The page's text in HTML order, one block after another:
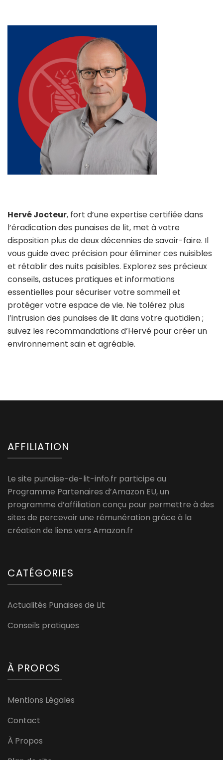
Hervé Jocteur, fort d’une expertise certifiée dans
l’éradication des punaises de lit, met à votre
disposition plus de deux décennies de savoir-faire. Il
vous guide avec précision pour éliminer ces nuisibles
et rétablir des nuits paisibles. Explorez ses précieux
conseils, astuces pratiques et informations
essentielles pour sécuriser votre sommeil et
protéger votre espace de vie. Ne tolérez plus
l’intrusion des punaises de lit dans votre quotidien ;
suivez les recommandations d’Hervé pour créer un
environnement sain et agréable.
AFFILIATION
Le site punaise-de-lit-info.fr participe au
Programme Partenaires d’Amazon EU, un
programme d’affiliation conçu pour permettre à des
sites de percevoir une rémunération grâce à la
création de liens vers Amazon.fr
CATÉGORIES
Actualités Punaises de Lit
Conseils pratiques
À PROPOS
Mentions Légales
Contact
À Propos